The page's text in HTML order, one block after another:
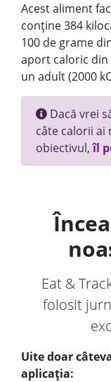
Acest aliment
conține 384
100 de grame
aport caloric
un adult (2000
Dacă vrei
câte calorii ai
obiectivul,îl
Eat &
folosit
Uite doar
aplicația: